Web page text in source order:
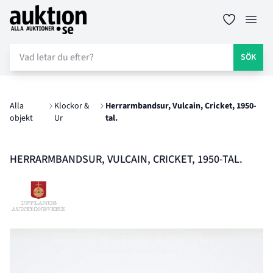
Auktion.se
SÖK
Alla
objekt
Klockor &
Ur
Herrarmbandsur, Vulcain, Cricket, 1950-
tal.
HERRARMBANDSUR, VULCAIN, CRICKET, 1950-TAL.